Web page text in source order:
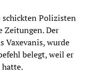
schickten Polizisten
Zeitungen. Der
Vaxevanis, wurde
belegt, weil er